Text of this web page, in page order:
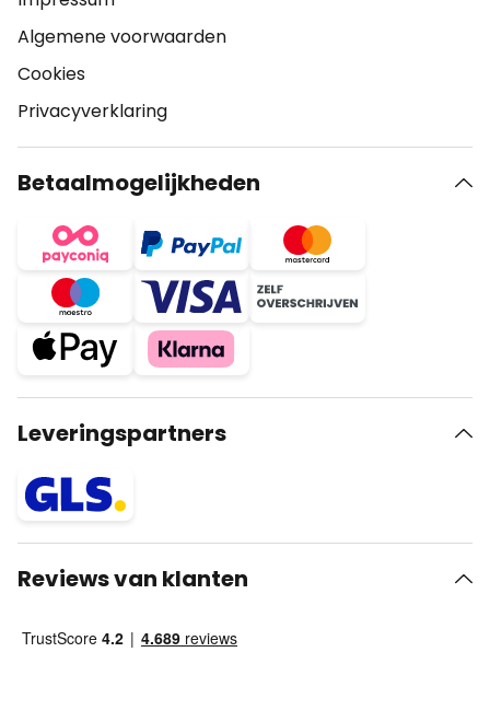
Algemene voorwaarden
Cookies
Privacyverklaring
Betaalmogelijkheden
Leveringspartners
Reviews van klanten